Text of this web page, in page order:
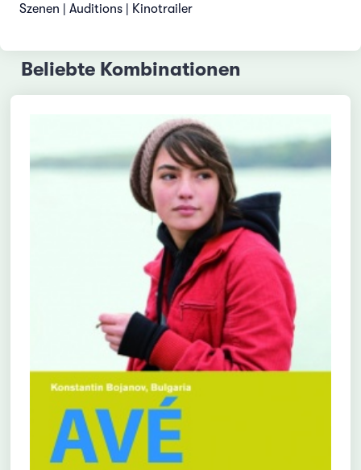
Szenen | Auditions | Kinotrailer
Beliebte Kombinationen